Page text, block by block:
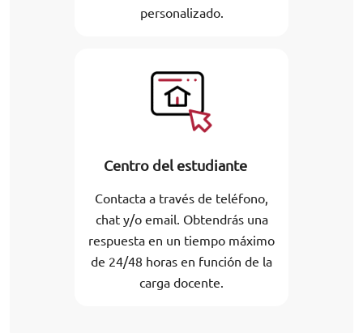
personalizado.
Centro del estudiante
Contacta a través de teléfono,
chat y/o email. Obtendrás una
respuesta en un tiempo máximo
de 24/48 horas en función de la
carga docente.